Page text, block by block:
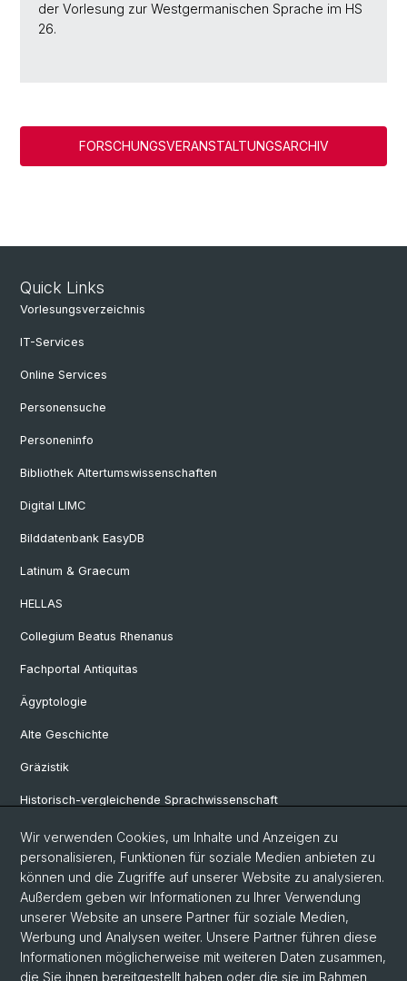
der Vorlesung zur Westgermanischen Sprache im HS
26.
FORSCHUNGSVERANSTALTUNGSARCHIV
Quick Links
Vorlesungsverzeichnis
IT-Services
Online Services
Personensuche
Personeninfo
Bibliothek Altertumswissenschaften
Digital LIMC
Bilddatenbank EasyDB
Latinum & Graecum
HELLAS
Collegium Beatus Rhenanus
Fachportal Antiquitas
Ägyptologie
Alte Geschichte
Gräzistik
Historisch-vergleichende Sprachwissenschaft
Klassische Archäologie
Latinistik
Ur- und Frühgeschichtliche und Provinzialrömische Archäologie
Vindonissa-Professur
Wir verwenden Cookies, um Inhalte und Anzeigen zu
personalisieren, Funktionen für soziale Medien anbieten zu
können und die Zugriffe auf unserer Website zu analysieren.
Außerdem geben wir Informationen zu Ihrer Verwendung
unserer Website an unsere Partner für soziale Medien,
Werbung und Analysen weiter. Unsere Partner führen diese
Informationen möglicherweise mit weiteren Daten zusammen,
die Sie ihnen bereitgestellt haben oder die sie im Rahmen